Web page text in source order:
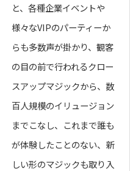
と、各種企業イベントや
様々なVIPのパーティーか
らも多数声が掛かり、観客
の目の前で行われるクロー
スアップマジックから、数
百人規模のイリュージョン
までこなし、これまで誰も
が体験したことのない、新
しい形のマジックも取り入